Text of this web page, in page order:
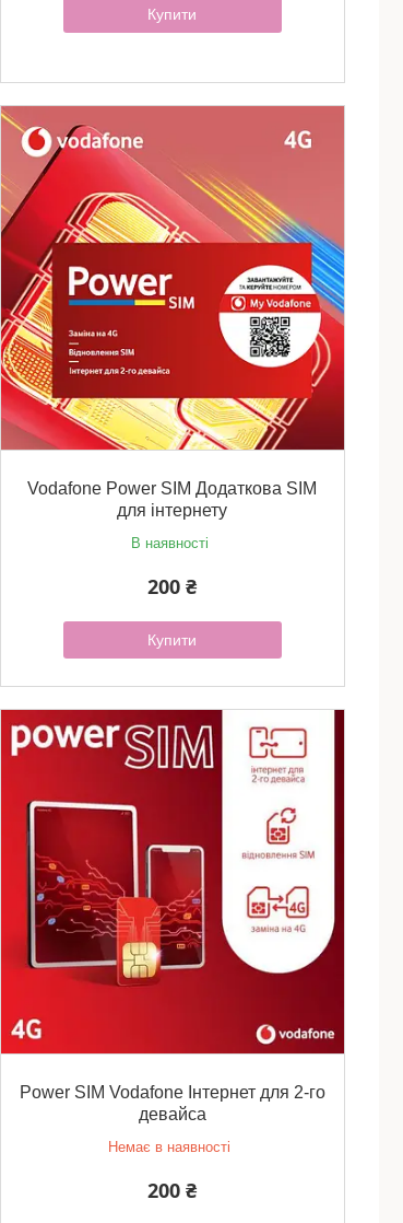
Купити
Vodafone Power SIM Додаткова SIM
для інтернету
В наявності
200 ₴
Купити
Power SIM Vodafone Інтернет для 2-го
девайса
Немає в наявності
200 ₴